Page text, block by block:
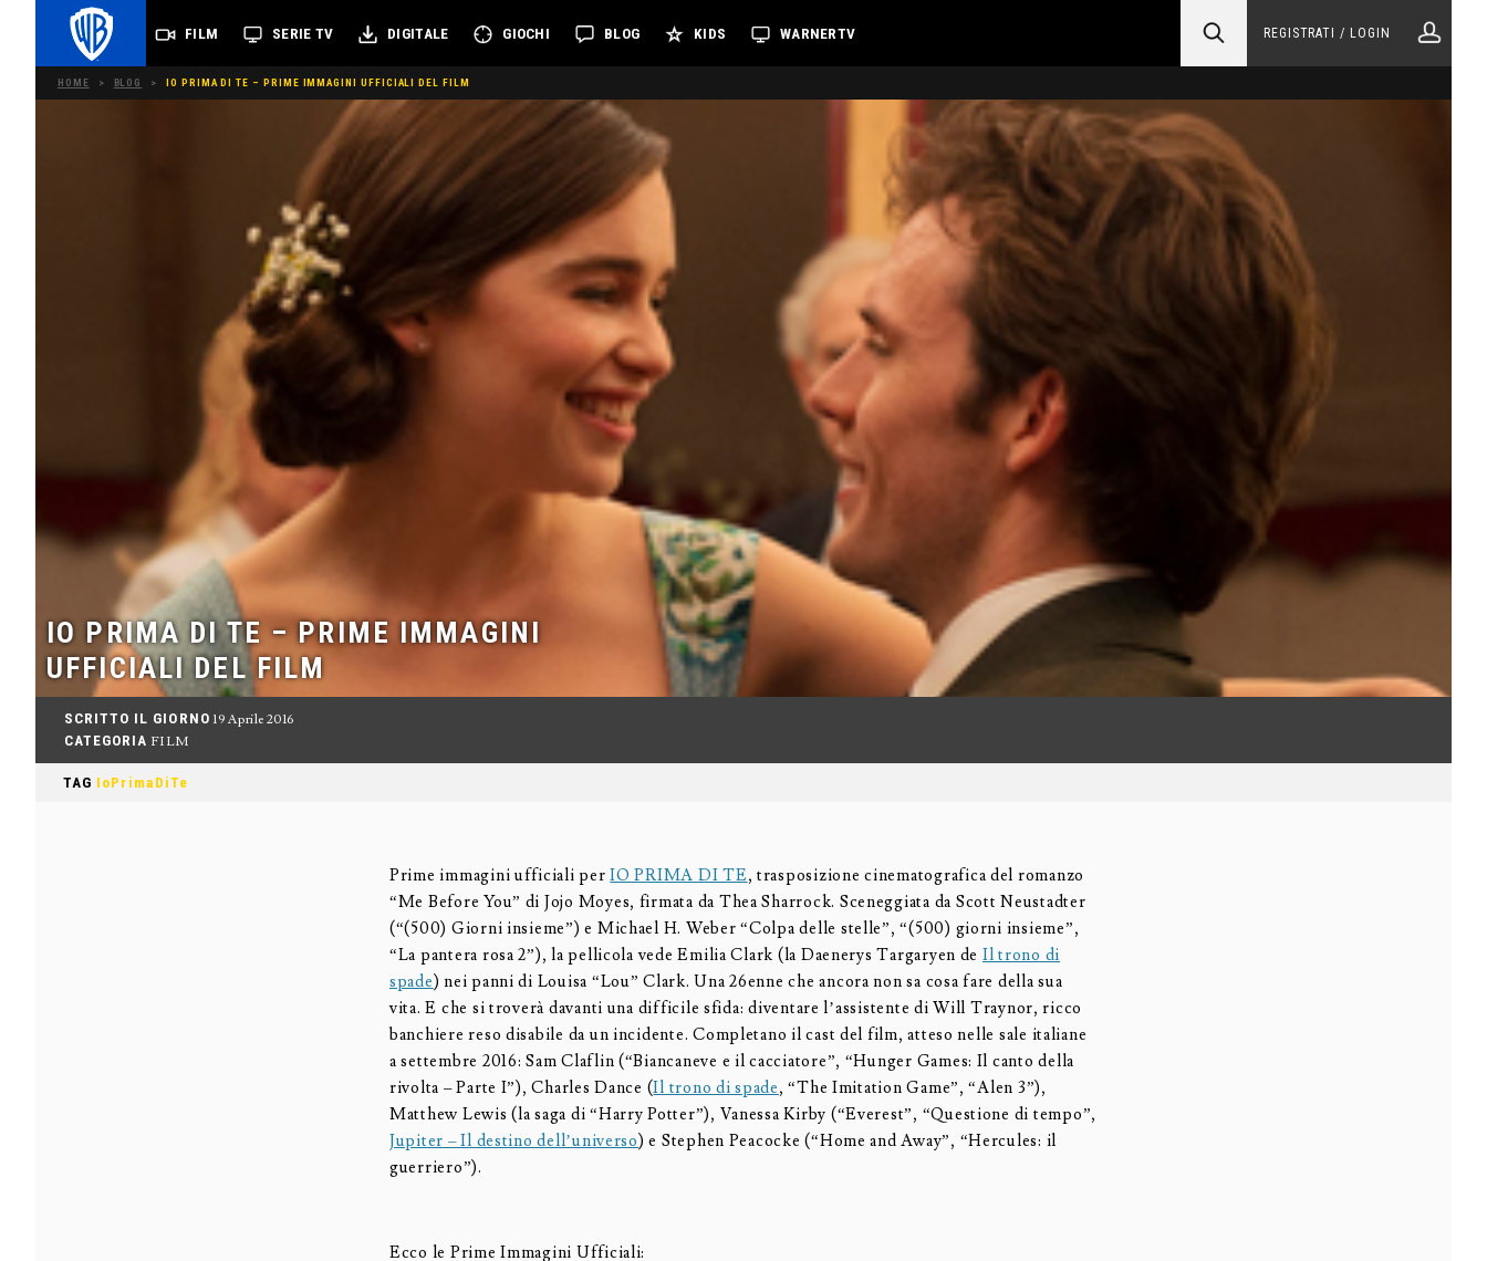
FILM SERIE TV DIGITALE GIOCHI BLOG KIDS WARNERTV REGISTRATI / LOGIN
HOME > BLOG > IO PRIMA DI TE – PRIME IMMAGINI UFFICIALI DEL FILM
IO PRIMA DI TE – PRIME IMMAGINI
UFFICIALI DEL FILM
SCRITTO IL GIORNO 19 Aprile 2016
CATEGORIA FILM
TAG IoPrimaDiTe
Prime immagini ufficiali perIO PRIMA DI TE, trasposizione cinematografica del romanzo
“Me Before You” di Jojo Moyes, firmata da Thea Sharrock. Sceneggiata da Scott Neustadter
(“(500) Giorni insieme”) e Michael H. Weber “Colpa delle stelle”, “(500) giorni insieme”,
“La pantera rosa 2”), la pellicola vede Emilia Clark (la Daenerys Targaryen de Il trono di
spade) nei panni di Louisa “Lou” Clark. Una 26enne che ancora non sa cosa fare della sua
vita. E che si troverà davanti una difficile sfida: diventare l’assistente di Will Traynor, ricco
banchiere reso disabile da un incidente. Completano il cast del film, atteso nelle sale italiane
a settembre 2016: Sam Claflin (“Biancaneve e il cacciatore”, “Hunger Games: Il canto della
rivolta – Parte I”), Charles Dance (Il trono di spade, “The Imitation Game”, “Alen 3”),
Matthew Lewis (la saga di “Harry Potter”), Vanessa Kirby (“Everest”, “Questione di tempo”,
Jupiter – Il destino dell’universo) e Stephen Peacocke (“Home and Away”, “Hercules: il
guerriero”).
Ecco le Prime Immagini Ufficiali: